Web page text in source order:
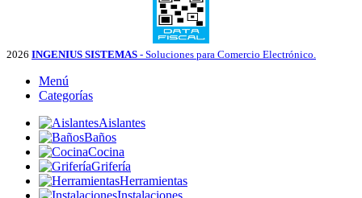
2026 INGENIUS SISTEMAS - Soluciones para Comercio Electrónico.
Menú
Categorías
Aislantes
Baños
Cocina
Grifería
Herramientas